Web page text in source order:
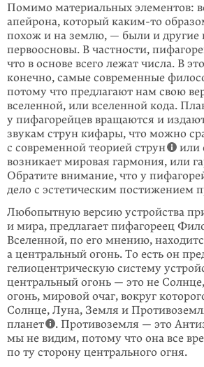
Помимо материальных элементов:
апейрона, который каким-то
похож и на землю, — были и другие
первоосновы. В частности,
что в основе всего лежат числа. В
конечно, самые современные
потому что предлагают нам свою
вселенной, или вселенной кода.
у пифагорейцев вращаются и
звукам струн кифары, что можно
с современной теорией струн
или
возникает мировая гармония, или
Обратите внимание, что у
дело с эстетическим постижением
Любопытную версию устройства
и мира, предлагает пифагореец
Вселенной, по его мнению,
а центральный огонь. То есть он
гелиоцентрическую систему
центральный огонь — это не
огонь, мировой очаг, вокруг
Солнце, Луна, Земля и
планет
. Противоземля — это
мы не видим, потому что она все
по ту сторону центрального огня.